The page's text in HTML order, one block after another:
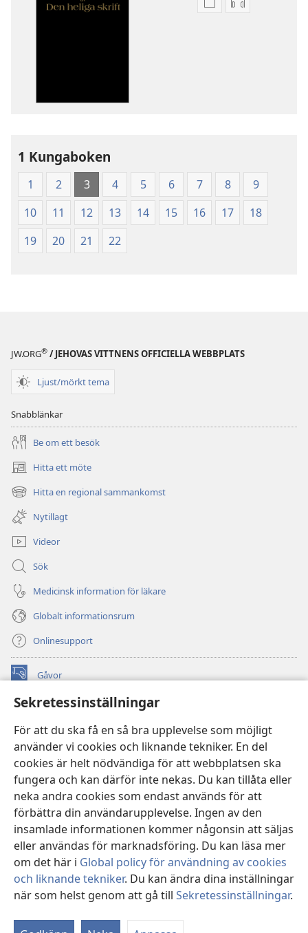
Sekretessinställningar
För att du ska få en så bra upplevelse som möjligt
använder vi cookies och liknande tekniker. En del
cookies är helt nödvändiga för att webbplatsen ska
fungera och kan därför inte nekas. Du kan tillåta eller
neka andra cookies som endast används för att
förbättra din användarupplevelse. Ingen av den
insamlade informationen kommer någonsin att säljas
eller användas för marknadsföring. Du kan läsa mer
om det här i Global policy för användning av cookies
och liknande tekniker. Du kan ändra dina inställningar
när som helst genom att gå till Sekretessinställningar.
Valmöjligheter
heliga
skrift
(2003)
heliga
skrift
(2003)
1 Kungaboken
1 2 3 4 5 6 7 8
9
10
11 12 13 14 15 16 17
18
19
20 21 22
JW.ORG® / JEHOVAS VITTNENS OFFICIELLA WEBBPLATS
Ljust/mörkt tema
Snabblänkar
Be om ett besök
Hitta ett möte
(öppnar
nytt
fönster)
Hitta en regional sammankomst
(öppnar
nytt
fönster)
Nytillagt
Videor
Sök
Medicinsk information för läkare
Globalt informationsrum
Onlinesupport
Gåvor
(öppnar
fönster) Watchtower ONLINE LIBRARY™
nytt
fönster)JW Hub ®
(öppnar
nytt
fönster)JW Library
Watchtower Library
Copyright© 2026 Watch Tower Bible and Tract Society of Pennsylvania.
ANVÄNDARVILLKOR
| SEKRETESSPOLICY
|
SEKRETESSINSTÄLLNINGAR